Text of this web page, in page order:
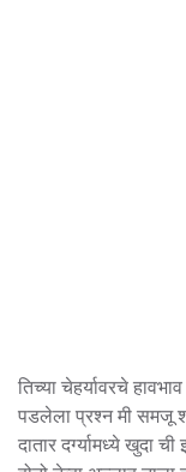
तिच्या चेहर्यावरचे
पडलेला प्रश्न मी समजू
दातार दर्ग्यामध्ये खुदा